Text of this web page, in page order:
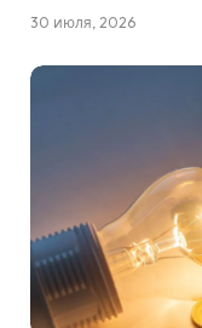
30 июля, 2026